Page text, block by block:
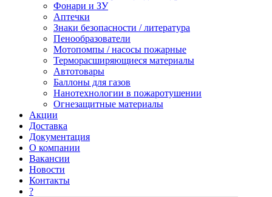
Фонари и ЗУ
Аптечки
Знаки безопасности / литература
Пенообразователи
Мотопомпы / насосы пожарные
Терморасширяющиеся материалы
Автотовары
Баллоны для газов
Нанотехнологии в пожаротушении
Огнезащитные материалы
Акции
Доставка
Документация
О компании
Вакансии
Новости
Контакты
?